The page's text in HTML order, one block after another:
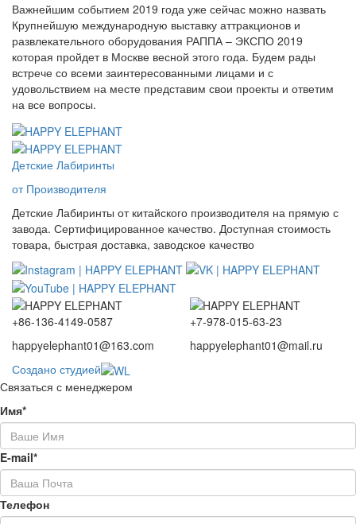
Важнейшим событием 2019 года уже сейчас можно назвать
Крупнейшую международную выставку аттракционов и
развлекательного оборудования РАППА – ЭКСПО 2019
которая пройдет в Москве весной этого года. Будем рады
встрече со всеми заинтересованными лицами и с
удовольствием на месте представим свои проекты и ответим
на все вопросы.
Детские Лабиринты
от Производителя
Детские Лабиринты от китайского производителя на прямую с
завода. Сертифицированное качество. Доступная стоимость
товара, быстрая доставка, заводское качество
+86-136-4149-0587
happyelephant01@163.com
+7-978-015-63-23
happyelephant01@mail.ru
Создано студией
Связаться с менеджером
Имя*
E-mail*
Телефон